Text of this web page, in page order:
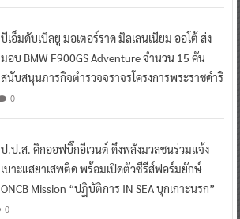
บีเอ็มดับเบิลยู มอเตอร์ราด มิลเลนเนียม ออโต้ ส่ง
มอบ BMW F900GS Adventure จำนวน 15 คัน
สนับสนุนภารกิจตำรวจจราจรโครงการพระราชดำริ
0
ป.ป.ส. คิกออฟบิ๊กอีเวนต์ ดึงพลังมวลชนร่วมแจ้ง
เบาะแสยาเสพติด พร้อมเปิดตัวซีรีส์ฟอร์มยักษ์
ONCB Mission “ปฏิบัติการ IN SEA บุกเกาะนรก”
0